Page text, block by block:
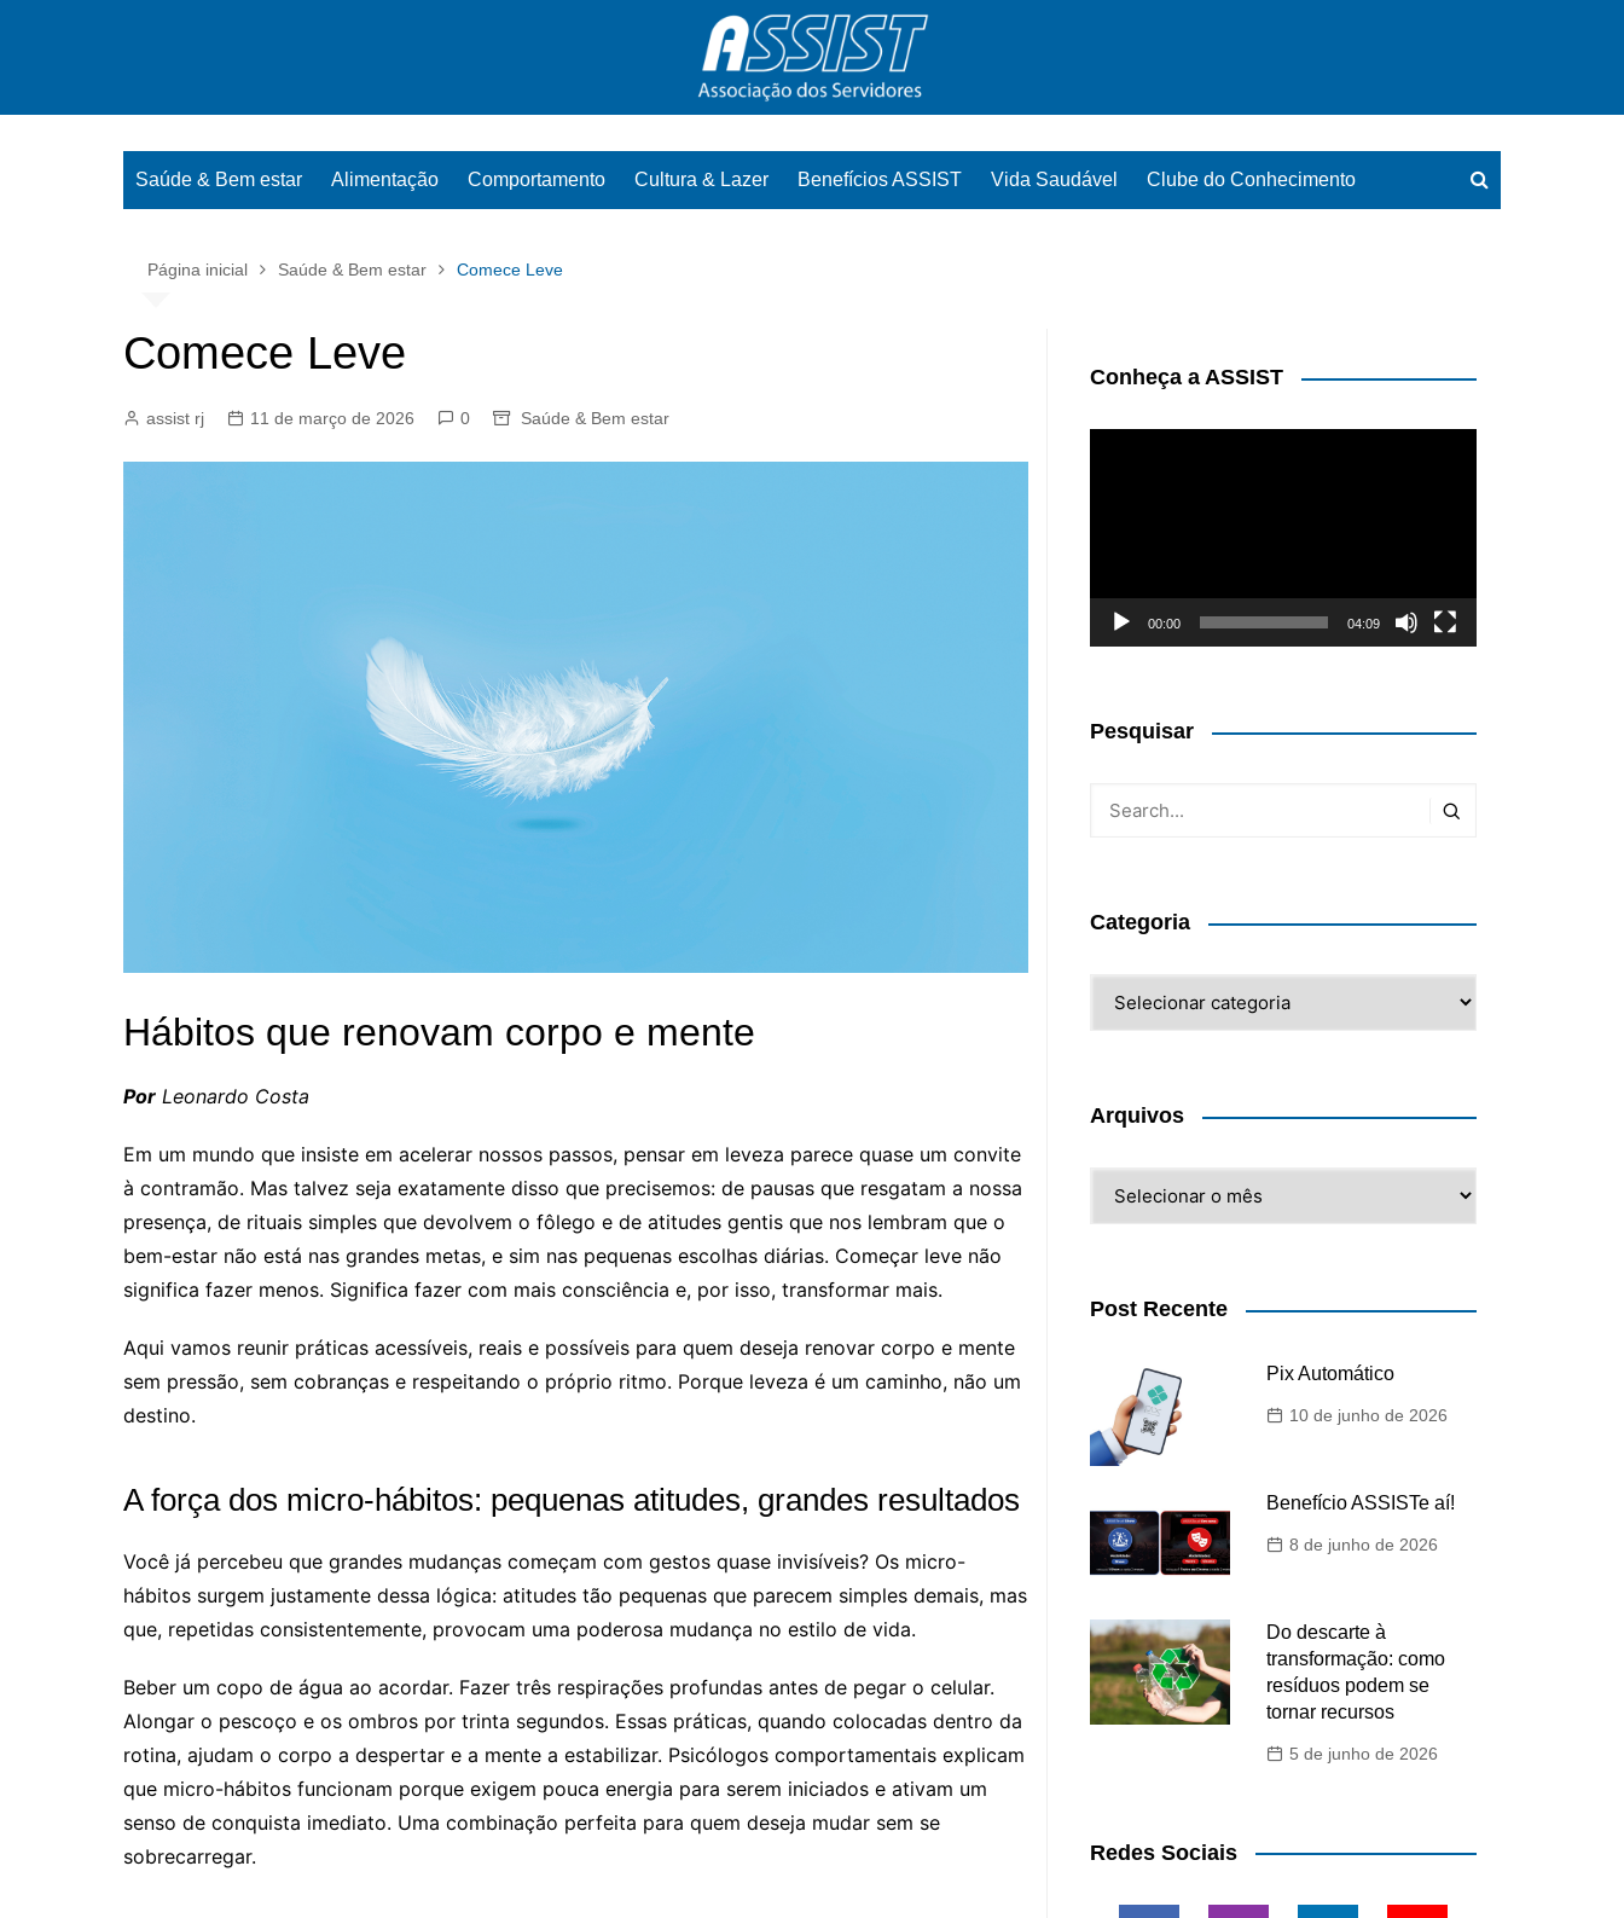
Saúde & Bem estar Alimentação Comportamento Cultura & Lazer Benefícios ASSIST Vida Saudável Clube do Conhecimento
Página inicial Saúde & Bem estar Comece Leve
Comece Leve
assist rj 11 de março de 2026 0 Saúde & Bem estar
Hábitos que renovam corpo e mente
Por Leonardo Costa
Em um mundo que insiste em acelerar nossos passos, pensar em leveza parece quase um convite
à contramão. Mas talvez seja exatamente disso que precisemos: de pausas que resgatam a nossa
presença, de rituais simples que devolvem o fôlego e de atitudes gentis que nos lembram que o
bem-estar não está nas grandes metas, e sim nas pequenas escolhas diárias. Começar leve não
significa fazer menos. Significa fazer com mais consciência e, por isso, transformar mais.
Aqui vamos reunir práticas acessíveis, reais e possíveis para quem deseja renovar corpo e mente
sem pressão, sem cobranças e respeitando o próprio ritmo. Porque leveza é um caminho, não um
destino.
A força dos micro-hábitos: pequenas atitudes, grandes resultados
Você já percebeu que grandes mudanças começam com gestos quase invisíveis? Os micro-
hábitos surgem justamente dessa lógica: atitudes tão pequenas que parecem simples demais, mas
que, repetidas consistentemente, provocam uma poderosa mudança no estilo de vida.
Beber um copo de água ao acordar. Fazer três respirações profundas antes de pegar o celular.
Alongar o pescoço e os ombros por trinta segundos. Essas práticas, quando colocadas dentro da
rotina, ajudam o corpo a despertar e a mente a estabilizar. Psicólogos comportamentais explicam
que micro-hábitos funcionam porque exigem pouca energia para serem iniciados e ativam um
senso de conquista imediato. Uma combinação perfeita para quem deseja mudar sem se
sobrecarregar.
Conheça a ASSIST
00:00 04:09
Pesquisar
Categoria
Arquivos
Post Recente
Pix Automático
10 de junho de 2026
Benefício ASSISTe aí!
8 de junho de 2026
Do descarte à
transformação: como
resíduos podem se
tornar recursos
5 de junho de 2026
Redes Sociais